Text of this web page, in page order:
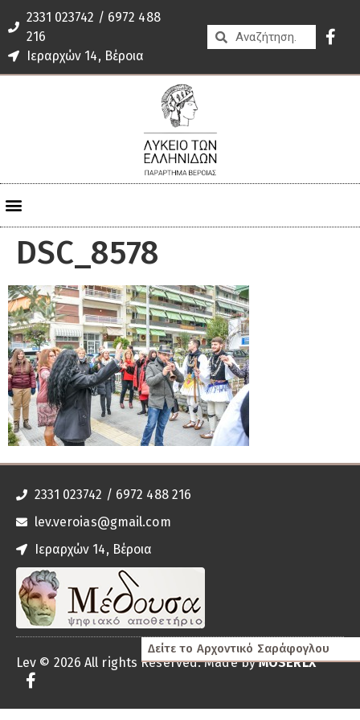
2331 023742 / 6972 488
216
Ιεραρχών 14, Βέροια
DSC_8578
Δείτε το Αρχοντικό Σαράφογλου
2331 023742 / 6972 488 216
lev.veroias@gmail.com
Ιεραρχών 14, Βέροια
Lev © 2026 All rights Reserved. Made by MOSERLX